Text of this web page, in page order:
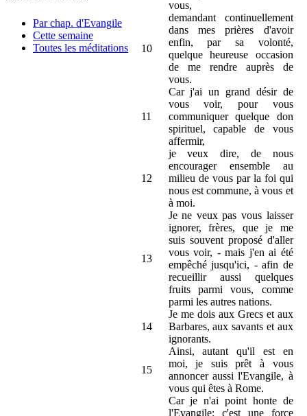
Par chap. d'Evangile
Cette semaine
Toutes les méditations
vous,
10
demandant continuellement
dans mes prières d'avoir
enfin, par sa volonté,
quelque heureuse occasion
de me rendre auprès de
vous.
11
Car j'ai un grand désir de
vous voir, pour vous
communiquer quelque don
spirituel, capable de vous
affermir,
12
je veux dire, de nous
encourager ensemble au
milieu de vous par la foi qui
nous est commune, à vous et
à moi.
13
Je ne veux pas vous laisser
ignorer, frères, que je me
suis souvent proposé d'aller
vous voir, - mais j'en ai été
empêché jusqu'ici, - afin de
recueillir aussi quelques
fruits parmi vous, comme
parmi les autres nations.
14
Je me dois aux Grecs et aux
Barbares, aux savants et aux
ignorants.
15
Ainsi, autant qu'il est en
moi, je suis prêt à vous
annoncer aussi l'Evangile, à
vous qui êtes à Rome.
Car je n'ai point honte de
l'Evangile; c'est une force